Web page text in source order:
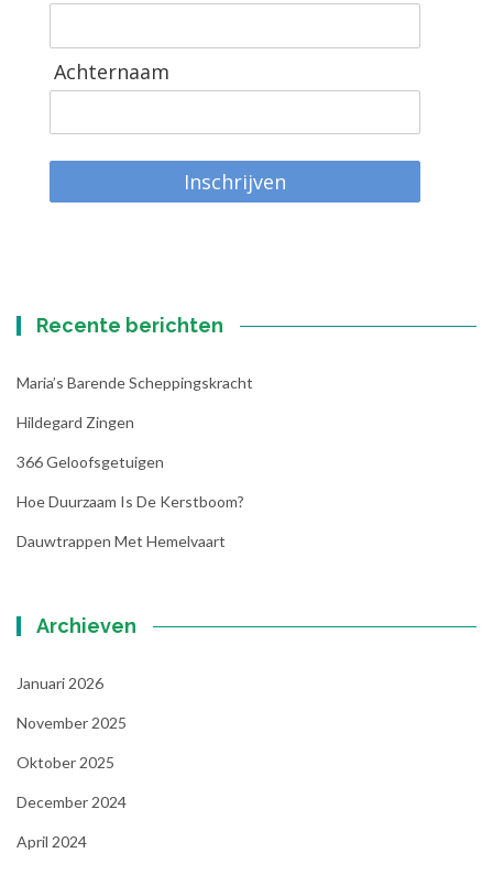
Achternaam
Inschrijven
Recente berichten
Maria’s Barende Scheppingskracht
Hildegard Zingen
366 Geloofsgetuigen
Hoe Duurzaam Is De Kerstboom?
Dauwtrappen Met Hemelvaart
Archieven
Januari 2026
November 2025
Oktober 2025
December 2024
April 2024